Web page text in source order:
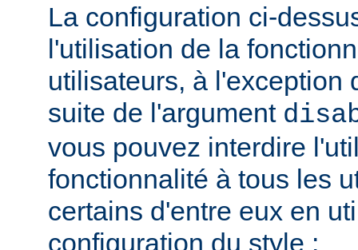
La configuration ci-
l'utilisation de la
utilisateurs, à l'exception
suite de l'argument
vous pouvez interdire
fonctionnalité à tous les
certains d'entre eux en
configuration du style :